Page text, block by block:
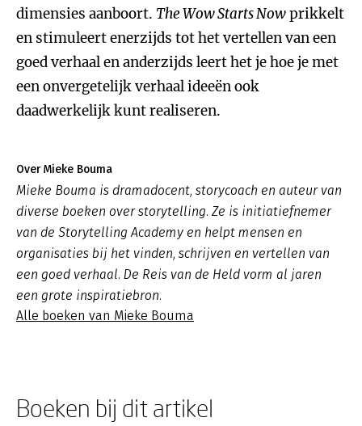
dimensies aanboort. The Wow Starts Nowprikkelt
en stimuleert enerzijds tot het vertellen van een
goed verhaal en anderzijds leert het je hoe je met
een onvergetelijk verhaal ideeën ook
daadwerkelijk kunt realiseren.
Over Mieke Bouma
Mieke Bouma is dramadocent, storycoach en auteur van
diverse boeken over storytelling. Ze is initiatiefnemer
van de Storytelling Academy en helpt mensen en
organisaties bij het vinden, schrijven en vertellen van
een goed verhaal. De Reis van de Held vorm al jaren
een grote inspiratiebron.
Alle boeken van Mieke Bouma
Boeken bij dit artikel